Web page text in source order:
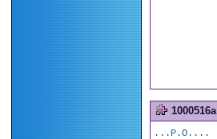
1000516a
...P.O....